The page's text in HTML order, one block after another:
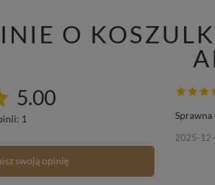
O
5.00
1
swoją opinię
Sprawna
2025-